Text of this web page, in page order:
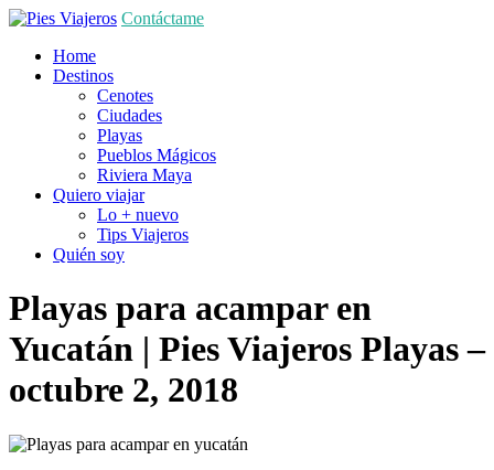
Contáctame
Home
Destinos
Cenotes
Ciudades
Playas
Pueblos Mágicos
Riviera Maya
Quiero viajar
Lo + nuevo
Tips Viajeros
Quién soy
Playas para acampar en
Yucatán | Pies Viajeros Playas–
octubre 2, 2018